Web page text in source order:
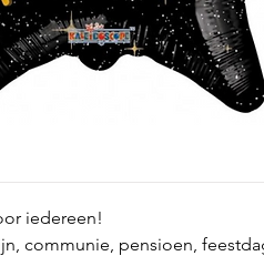
iedereen!
communie, pensioen,